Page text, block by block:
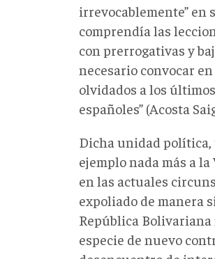
irrevocablemente” en
comprendía las
con prerrogativas y
necesario convocar
olvidados a los
españoles” (Acosta
Dicha unidad política,
ejemplo nada más a
en las actuales
expoliado de manera
República
especie de nuevo